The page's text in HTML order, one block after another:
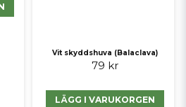
Vit skyddshuva (Balaclava)
79 kr
LÄGG I VARUKORGEN